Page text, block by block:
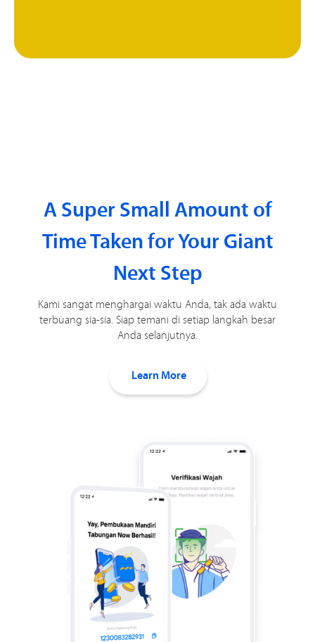
A Super Small Amount of
Time Taken for Your Giant
Next Step
Kami sangat menghargai waktu Anda, tak ada waktu
terbuang sia-sia. Siap temani di setiap langkah besar
Anda selanjutnya.
Learn More